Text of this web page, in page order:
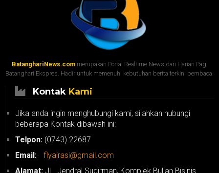
BatanghariNews.commerupakan Portal Realtime News dari Harian Pagi
Batanghari Ekspres. Hadir untuk memenuhi kebutuhan berita terkini pembaca.
Kontak Kami
Jika anda ingin menghubungi kami, silahkan hubungi
beberapa Kontak dibawah ini:
Telpon: (0743) 22687
Email:
flyairasi@gmail.com
Alamat: JL. Jendral Sudirman, Komplek Bulian Bisinis